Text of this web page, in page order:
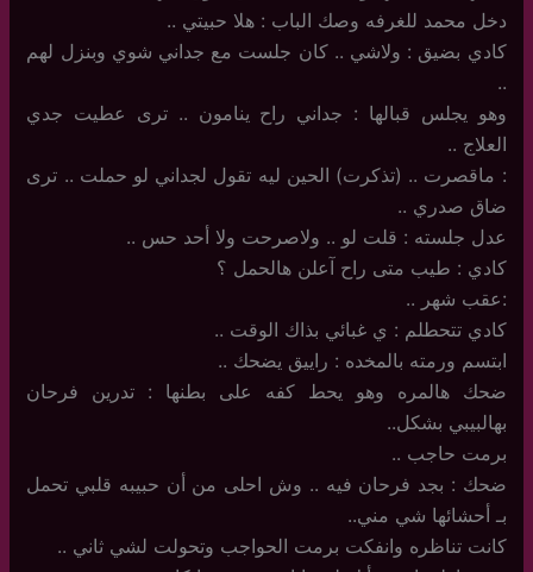
دخل محمد للغرفه وصك الباب : هلا حبيتي ..
كادي بضيق : ولاشي .. كان جلست مع جداني شوي وبنزل لهم
..
وهو يجلس قبالها : جداني راح ينامون .. ترى عطيت جدي
العلاج ..
: ماقصرت .. (تذكرت) الحين ليه تقول لجداني لو حملت .. ترى
ضاق صدري ..
عدل جلسته : قلت لو .. ولاصرحت ولا أحد حس ..
كادي : طيب متى راح آعلن هالحمل ؟
:عقب شهر ..
كادي تتحطلم : ي غبائي بذاك الوقت ..
ابتسم ورمته بالمخده : راييق يضحك ..
ضحك هالمره وهو يحط كفه على بطنها : تدرين فرحان
بهالبيبي بشكل..
برمت حاجب ..
ضحك : بجد فرحان فيه .. وش احلى من أن حبيبه قلبي تحمل
بـ أحشائها شي مني..
كانت تناظره وانفكت برمت الحواجب وتحولت لشي ثاني ..